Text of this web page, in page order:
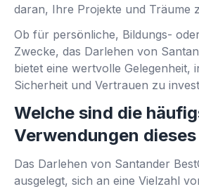
daran, Ihre Projekte und Träume
Ob für persönliche, Bildungs-
Zwecke, das Darlehen von
bietet eine wertvolle Gelegenheit,
Sicherheit und Vertrauen zu
Welche sind die
Verwendungen
Das Darlehen von Santander
ausgelegt, sich an eine Vielzahl